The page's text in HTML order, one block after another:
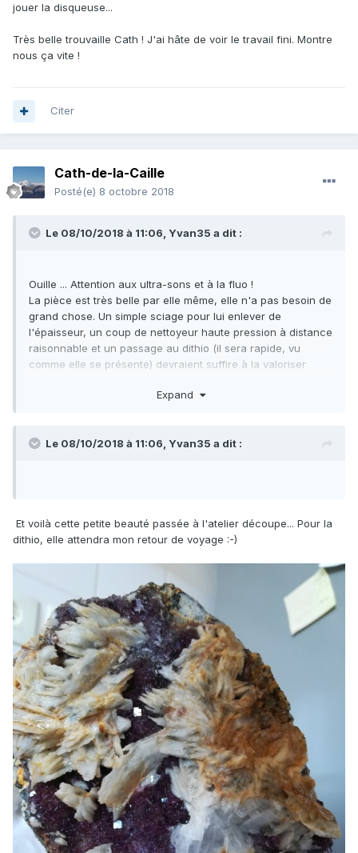
jouer la disqueuse...
Très belle trouvaille Cath ! J'ai hâte de voir le travail fini. Montre
nous ça vite !
Citer
Cath-de-la-Caille
Posté(e) 8 octobre 2018
Le 08/10/2018 à 11:06, Yvan35 a dit :
Ouille ... Attention aux ultra-sons et à la fluo !
La pièce est très belle par elle même, elle n'a pas besoin de
grand chose. Un simple sciage pour lui enlever de
l'épaisseur, un coup de nettoyeur haute pression à distance
raisonnable et un passage au dithio (il sera rapide, vu
comme elle se présente) devraient suffire à la valoriser
Comme il s'agit d'une pièce unique, les essais ne sont pas
clivages.
Très belle trouvaille Cath ! J'ai hâte de voir le travail fini.
Expand
Le 08/10/2018 à 11:06, Yvan35 a dit :
Et voilà cette petite beauté passée à l'atelier découpe... Pour la
dithio, elle attendra mon retour de voyage :-)